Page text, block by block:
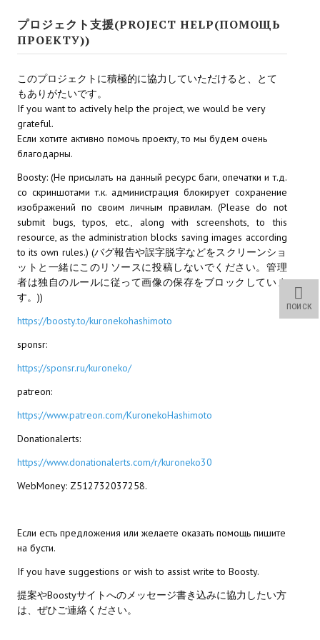
Моды группы
Работы Alexandra10
Kitana HGEC
Apella CBBE SSE BodySlide (with Physics)
Apella 2.0 CBBE SSE BodySlide (with Physics)
Kitana CBBE SSE BodySlide (with Physics)
Nekomimi
New Light Skyrim SE
SB Corset Armor CBBE SSE BodySlide (with Physics)
Наёмный оборотень
Небесный воин
Работы Kuroneko
X2 - The Threat Remaster Fan Edition
プロジェクト支援(PROJECT HELP(ПОМОЩЬ
ПРОЕКТУ))
このプロジェクトに積極的に協力していただけると、とて
もありがたいです。
If you want to actively help the project, we would be very
grateful.
Если хотите активно помочь проекту, то мы будем очень
благодарны.
Boosty: (Не присылать на данный ресурс баги, опечатки и т.д.
со скриншотами т.к. администрация блокирует сохранение
изображений по своим личным правилам. (Please do not
submit bugs, typos, etc., along with screenshots, to this
resource, as the administration blocks saving images according
to its own rules.) (バグ報告や誤字脱字などをスクリーンショ
ットと一緒にこのリソースに投稿しないでください。管理
者は独自のルールに従って画像の保存をブロックしていま
す。))
https://boosty.to/kuronekohashimoto
sponsr:
https://sponsr.ru/kuroneko/
patreon:
https://www.patreon.com/KuronekoHashimoto
Donationalerts:
https://www.donationalerts.com/r/kuroneko30
WebMoney: Z512732037258.
Если есть предложения или желаете оказать помощь пишите
на бусти.
If you have suggestions or wish to assist write to Boosty.
提案やBoostyサイトへのメッセージ書き込みに協力したい方
は、ぜひご連絡ください。
ПОИСК